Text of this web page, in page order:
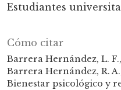
Estudiantes
Cómo citar
Barrera Hernández, L.
Barrera Hernández, R.
Bienestar psicológico y